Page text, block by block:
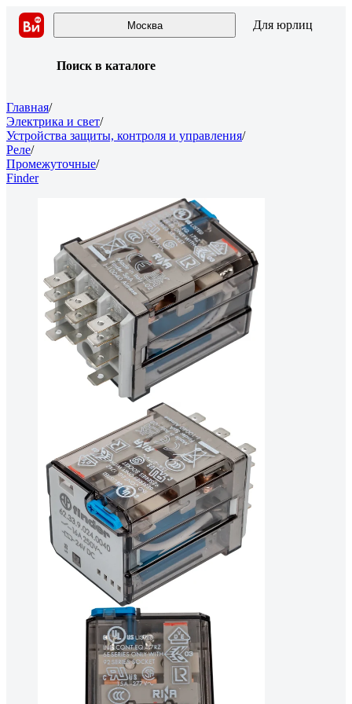
Москва Для юрлиц
Поиск в каталоге
Главная/
Электрика и свет/
Устройства защиты, контроля и управления/
Реле/
Промежуточные/
Finder